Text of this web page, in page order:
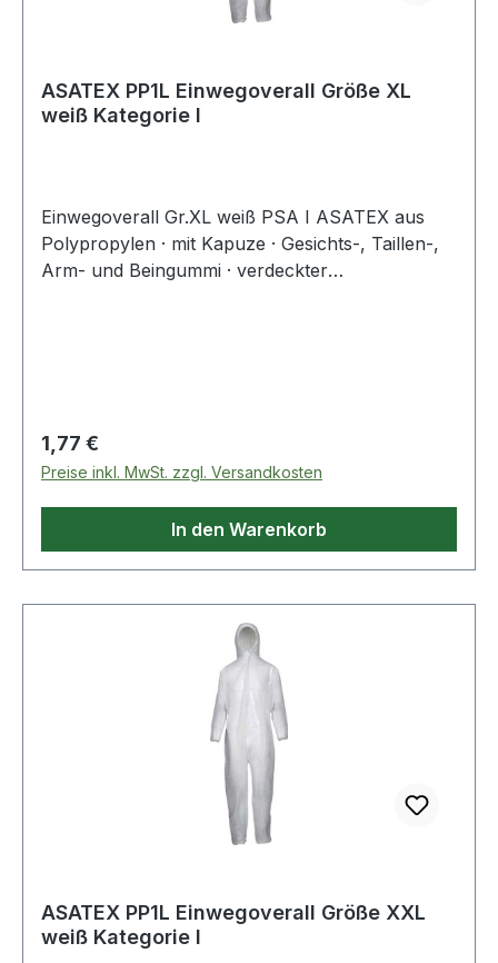
ASATEX PP1L Einwegoverall Größe XL
weiß Kategorie I
Einwegoverall Gr.XL weiß PSA I ASATEX aus
Polypropylen · mit Kapuze · Gesichts-, Taillen-,
Arm- und Beingummi · verdeckter
Regulärer Preis:
1,77 €
Preise inkl. MwSt. zzgl. Versandkosten
In den Warenkorb
ASATEX PP1L Einwegoverall Größe XXL
weiß Kategorie I